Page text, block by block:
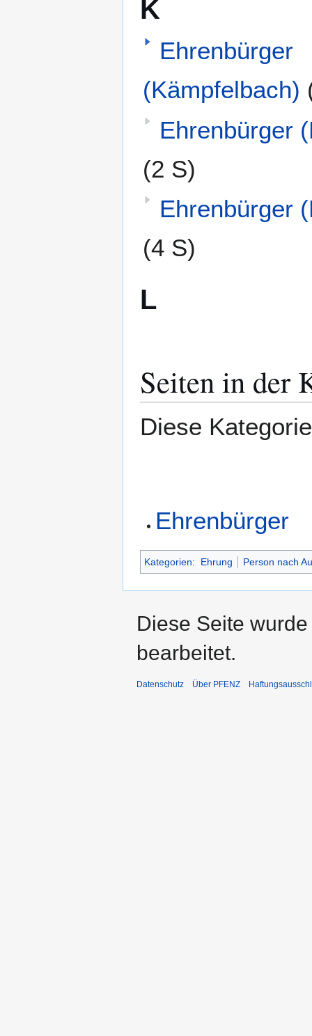
K
Ehrenbürger
(Kämpfelbach)
Ehrenbürger
(2 S)
Ehrenbürger
(4 S)
L
Seiten in der
Diese
Ehrenbürger
Kategorien: Ehrung Person nach
Diese Seite
bearbeitet.
Datenschutz Über PFENZ